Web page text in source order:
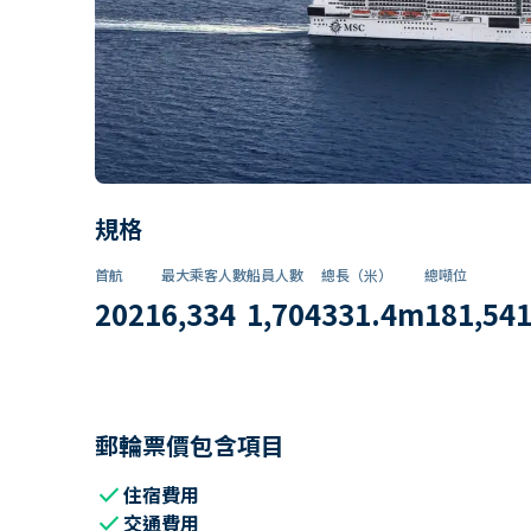
規格
首航
2021
最大乘客人數
6,334
船員人數
1,704
總長（米）
331.4m
總噸位
181,541
郵輪票價包含項目
check住宿費用
check 交通費用